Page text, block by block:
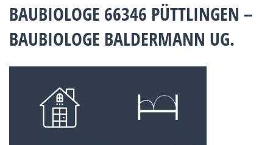
BAUBIOLOGE 66346 PÜTTLINGEN –
BAUBIOLOGE BALDERMANN UG.